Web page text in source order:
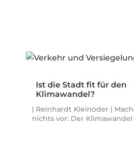
Ist die Stadt fit für den
Klimawandel?
| Reinhardt Kleinöder |
nichts vor: Der